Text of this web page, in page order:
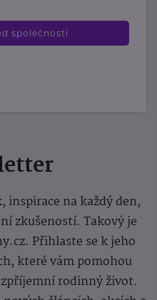
společností
na každý den,
zkušeností. Takový je
Přihlaste se k jeho
které vám pomohou
rodinný život.